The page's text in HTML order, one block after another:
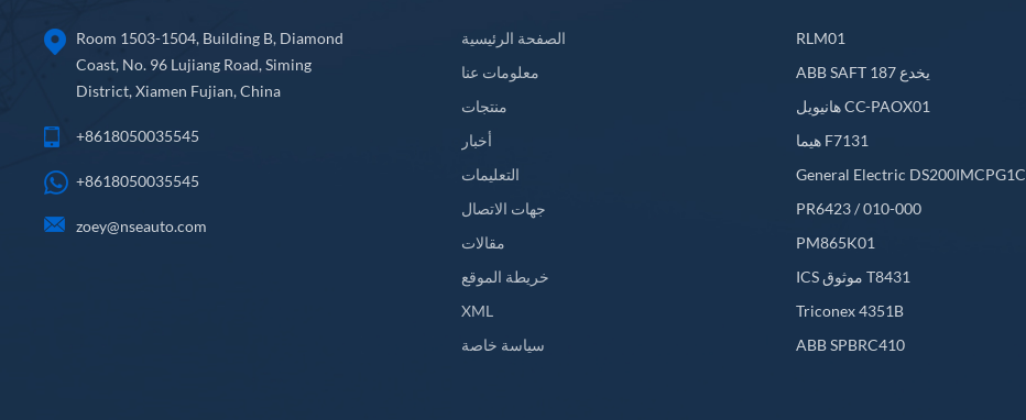
Room 1503-1504, Building B, Diamond
Coast, No. 96 Lujiang Road, Siming
District, Xiamen Fujian, China
+8618050035545
+8618050035545
zoey@nseauto.com
الصفحة الرئيسية
معلومات عنا
منتجات
أخبار
التعليمات
جهات الاتصال
مقالات
خريطة الموقع
XML
سياسة خاصة
RLM01
ABB SAFT 187 يخدع
هانيويل CC-PAOX01
هيما F7131
General Electric DS200IMCPG1C
PR6423 / 010-000
PM865K01
ICS موثوق T8431
Triconex 4351B
ABB SPBRC410